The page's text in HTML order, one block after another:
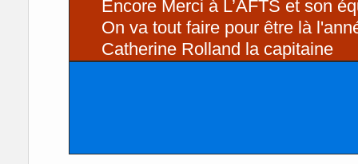
Encore Merci à L’AFTS et son
On va tout faire pour être là
Catherine Rolland la capitaine